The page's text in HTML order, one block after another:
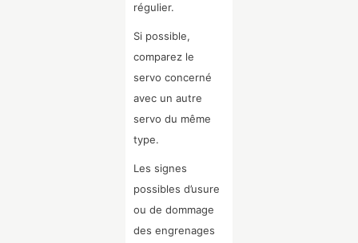
régulier.
Si possible,
comparez le
servo concerné
avec un autre
servo du même
type.
Les signes
possibles d’usure
ou de dommage
des engrenages